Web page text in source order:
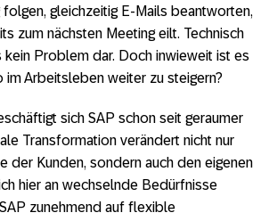
gleichzeitig E-Mails beantworten,
zum nächsten Meeting eilt. Technisch
Problem dar. Doch inwieweit ist es
im Arbeitsleben weiter zu steigern?
sich SAP schon seit geraumer
Transformation verändert nicht nur
der Kunden, sondern auch den eigenen
hier an wechselnde Bedürfnisse
zunehmend auf flexible